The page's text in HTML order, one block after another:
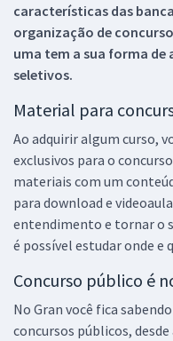
características das
organização de
uma tem a sua forma
seletivos.
Material para
Ao adquirir algum curso,
exclusivos para o
materiais com um
para download e
entendimento e tornar o
é possível estudar onde e
Concurso público é
No Gran você fica
concursos públicos,